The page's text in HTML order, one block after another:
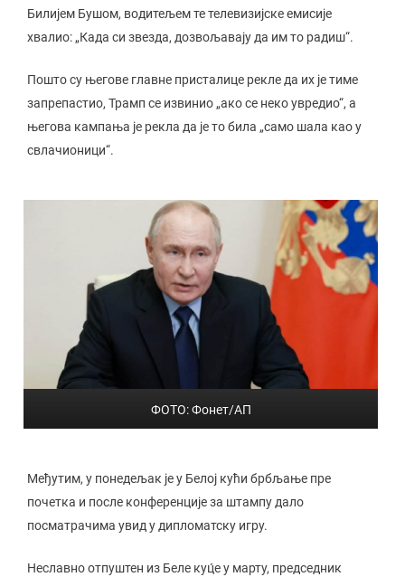
Билијем Бушом, водитељем те телевизијске емисије
хвалио: „Када си звезда, дозвољавају да им то радиш“.
Пошто су његове главне присталице рекле да их је тиме
запрепастио, Трамп се извинио „ако се неко увредио“, а
његова кампања је рекла да је то била „само шала као у
свлачионици“.
ФОТО: Фонет/АП
Међутим, у понедељак је у Белој кући брбљање пре
почетка и после конференције за штампу дало
посматрачима увид у дипломатску игру.
Неславно отпуштен из Беле куц́е у марту, председник